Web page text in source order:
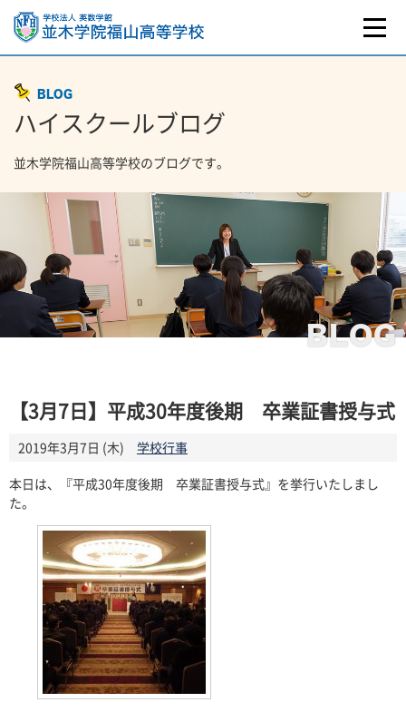
BLOG
BLOG
ハイスクールブログ
並木学院福山高等学校のブログです。
【3月7日】平成30年度後期 卒業証書授与式
2019年3月7日 (木)
学校行事
本日は、『平成30年度後期 卒業証書授与式』を挙行いたしまし
た。